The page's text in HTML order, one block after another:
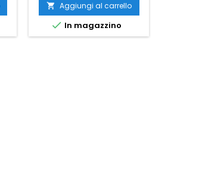
 Aggiungi al carrello
 In magazzino